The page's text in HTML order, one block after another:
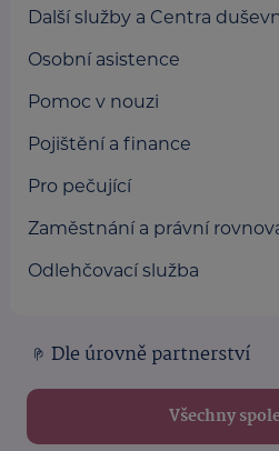
Další služby a Centra
Osobní asistence
Pomoc v nouzi
Pojištění a finance
Pro pečující
Zaměstnání a právní
Odlehčovací služba
Dle úrovně partnerství
Všechny